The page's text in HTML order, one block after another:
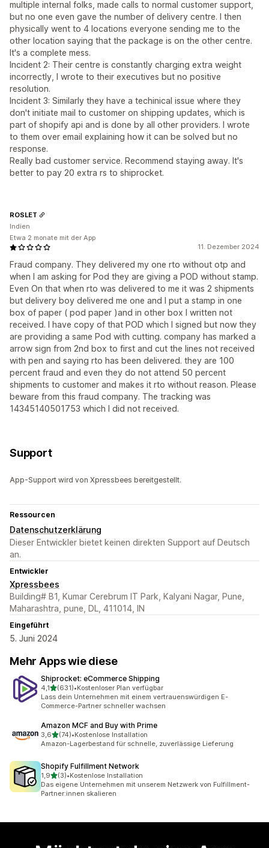
multiple internal folks, made calls to normal customer support,
but no one even gave the number of delivery centre. I then
physically went to 4 locations everyone sending me to the
other location saying that the package is on the other centre.
It's a complete mess.
Incident 2: Their centre is constantly charging extra weight
incorrectly, I wrote to their executives but no positive
resolution.
Incident 3: Similarly they have a techinical issue where they
don't initiate mail to customer on shipping updates, which is
part of shopify api and is done by all other providers. I wrote
to them over email explaining how it can be solved but no
response.
Really bad customer service. Recommend staying away. It's
better to pay 20 extra rs to shiprocket.
11. Dezember 2024
Fraud company. They delivered my one rto without otp and
when I am asking for Pod they are giving a POD without stamp.
Even On that when rto was delivered to me it was 2 shipments
but delivery boy delivered me one and I put a stamp in one
box of paper ( pod paper )and in other box I written not
received. I have copy of that POD which I signed but now they
are providing a same Pod with cutting. company has marked a
arrow sign from 2nd box to first and cut the lines not received
with pen and saying rto has been delivered. they are 100
percent fraud and even they do not attend 50 percent
shipments to customer and makes it rto without reason. Please
beware from this fraud company. The tracking was
14345140501753 which I did not received.
ROSLET
Indien
Etwa 2 monate mit der App
Support
App-Support wird von Xpressbees bereitgestellt.
Ressourcen
Datenschutzerklärung
Dieser Entwickler bietet keinen direkten Support auf Deutsch
an.
Entwickler
Xpressbees
Building# B1, Kumar Cerebrum IT Park, Kalyani Nagar, Pune,
Maharashtra, pune, DL, 411014, IN
Eingeführt
5. Juni 2024
Mehr Apps wie diese
Shiprocket: eCommerce Shipping
4,1von 5 Sternen
(631)
631 Rezensionen insgesamt
•Kostenloser Plan verfügbar
Lass dein Unternehmen mit einem vertrauenswürdigen E-
Commerce-Partner schneller wachsen
Amazon MCF and Buy with Prime
3,6von 5 Sternen
(74)
74 Rezensionen insgesamt
•Kostenlose Installation
Amazon-Lagerbestand für schnelle, zuverlässige Lieferung
Shopify Fulfillment Network
1,9von 5 Sternen
(3)
3 Rezensionen insgesamt
•Kostenlose Installation
Das eigene Unternehmen mit unserem Netzwerk von Fulfillment-
Partner:innen skalieren